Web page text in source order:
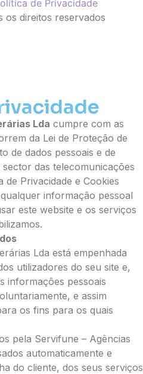
de Privacidade
direitos reservados
Lda cumpre com as
da Lei de Proteção de
de dados pessoais e de
das telecomunicações
Privacidade e Cookies
informação pessoal
este website e os serviços
Lda está empenhada
utilizadores do seu site e,
informações pessoais
e assim
os fins para os quais
pela Servifune – Agências
automaticamente e
do cliente, dos seus serviços